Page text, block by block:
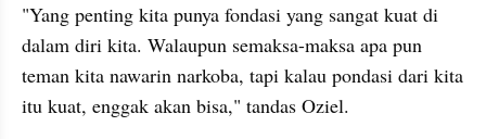
"Yang penting kita punya fondasi yang sangat kuat di
dalam diri kita. Walaupun semaksa-maksa apa pun
teman kita nawarin narkoba, tapi kalau pondasi dari kita
itu kuat, enggak akan bisa," tandas Oziel.